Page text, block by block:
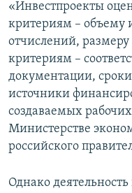
«Инвестпроекты
критериям – объему
отчислений,
критериям –
документации,
источники
создаваемых
Министерстве
российского
Однако